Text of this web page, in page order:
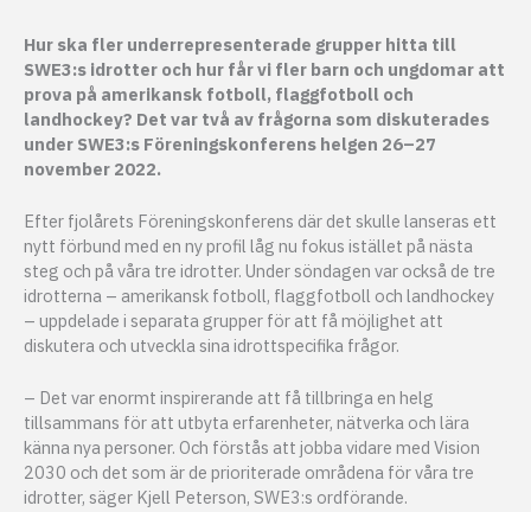
Hur ska fler underrepresenterade grupper hitta till
SWE3:s idrotter och hur får vi fler barn och ungdomar att
prova på amerikansk fotboll, flaggfotboll och
landhockey? Det var två av frågorna som diskuterades
under SWE3:s Föreningskonferens helgen 26–27
november 2022.
Efter fjolårets Föreningskonferens där det skulle lanseras ett
nytt förbund med en ny profil låg nu fokus istället på nästa
steg och på våra tre idrotter. Under söndagen var också de tre
idrotterna – amerikansk fotboll, flaggfotboll och landhockey
– uppdelade i separata grupper för att få möjlighet att
diskutera och utveckla sina idrottspecifika frågor.
– Det var enormt inspirerande att få tillbringa en helg
tillsammans för att utbyta erfarenheter, nätverka och lära
känna nya personer. Och förstås att jobba vidare med Vision
2030 och det som är de prioriterade områdena för våra tre
idrotter, säger Kjell Peterson, SWE3:s ordförande.